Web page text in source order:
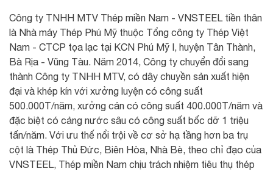
Công ty TNHH MTV Thép miền Nam - VNSTEEL tiền thân
là Nhà máy Thép Phú Mỹ thuộc Tổng công ty Thép Việt
Nam - CTCP tọa lạc tại KCN Phú Mỹ I, huyện Tân Thành,
Bà Rịa - Vũng Tàu. Năm 2014, Công ty chuyển đổi sang
thành Công ty TNHH MTV, có dây chuyền sản xuất hiện
đại và khép kín với xưởng luyện có công suất
500.000T/năm, xưởng cán có công suất 400.000T/năm và
đặc biệt có cảng nước sâu có công suất bốc dỡ 1 triệu
tấn/năm. Với ưu thế nổi trội về cơ sở hạ tầng hơn ba trụ
cột là Thép Thủ Đức, Biên Hòa, Nhà Bè, theo chỉ đạo của
VNSTEEL, Thép miền Nam chịu trách nhiệm tiêu thụ thép